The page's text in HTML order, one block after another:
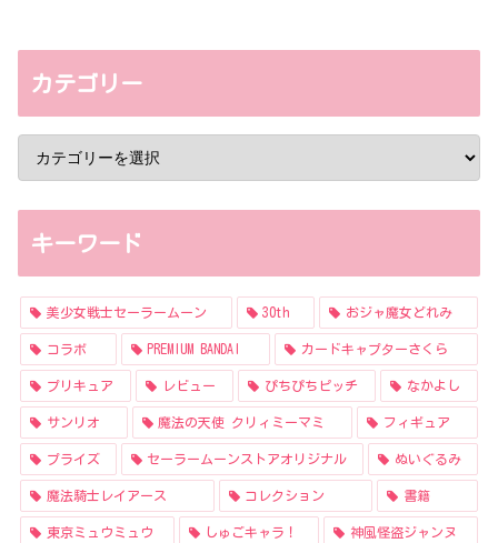
カテゴリー
キーワード
美少女戦士セーラームーン 30th おジャ魔女どれみ
コラボ PREMIUM BANDAI カードキャプターさくら
プリキュア レビュー ぴちぴちピッチ なかよし
サンリオ 魔法の天使 クリィミーマミ フィギュア
プライズ セーラームーンストアオリジナル ぬいぐるみ
魔法騎士レイアース コレクション 書籍
東京ミュウミュウ しゅごキャラ！ 神風怪盗ジャンヌ